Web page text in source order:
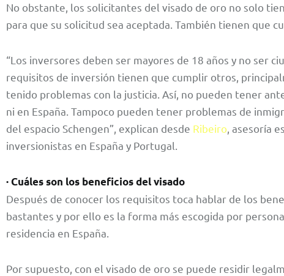
No obstante, los solicitantes del visado de oro no solo
para que su solicitud sea aceptada. También tienen que
“Los inversores deben ser mayores de 18 años y no ser
requisitos de inversión tienen que cumplir otros,
tenido problemas con la justicia. Así, no pueden tener
ni en España. Tampoco pueden tener problemas de
del espacio Schengen”, explican desde Ribeiro, asesoría
inversionistas en España y Portugal.
· Cuáles son los beneficios del visado
Después de conocer los requisitos toca hablar de los
bastantes y por ello es la forma más escogida por
residencia en España.
Por supuesto, con el visado de oro se puede residir